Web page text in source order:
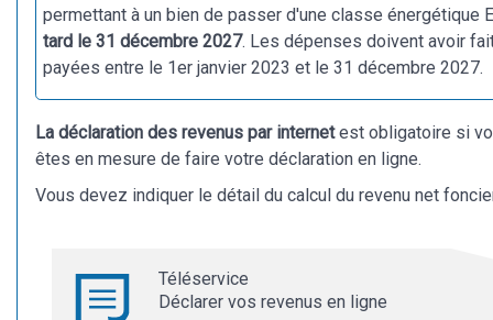
permettant à un bien de passer d'une classe énergétique
tard le 31 décembre 2027. Les dépenses doivent avoir
payées entre le 1er janvier 2023 et le 31 décembre 2027.
La déclaration des revenus par internetest obligatoire si
êtes en mesure de faire votre déclaration en ligne.
Vous devez indiquer le détail du calcul du revenu net
Téléservice
Déclarer vos revenus en ligne